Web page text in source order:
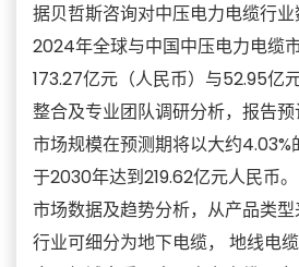
据贝哲斯咨询对中压电力电缆行业
2024年全球与中国中压电力电缆
173.27亿元（人民币）与52.95亿
整合及专业团队调研分析，报告
市场规模在预测期将以大约
于2030年达到219.62亿元人民币
市场数据及趋势分析，从产品类
行业可细分为地下电缆， 地线电